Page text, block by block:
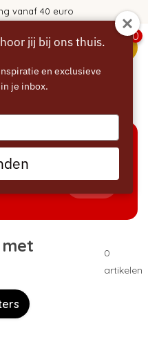
vanaf 40 euro
0
bij mijn
0
artikelen
jij bij ons thuis.
en exclusieve
je inbox.